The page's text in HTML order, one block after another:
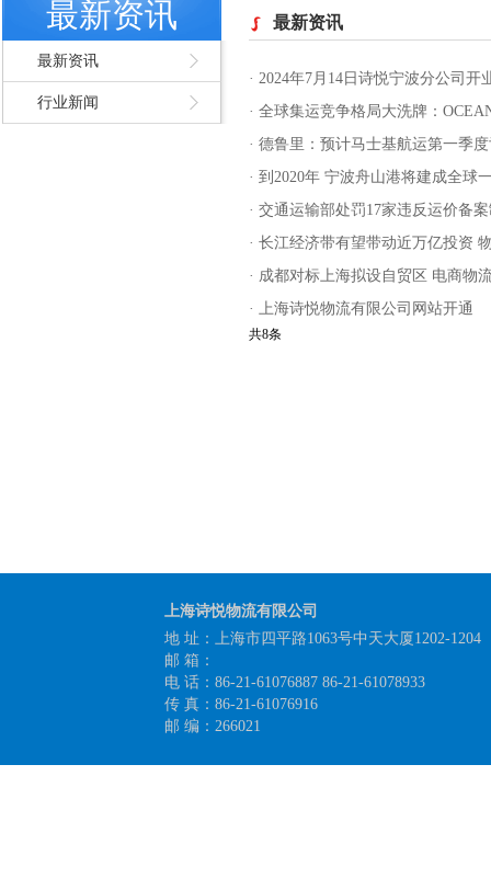
最新资讯
最新资讯
行业新闻
最新资讯
· 2024年7月14日诗悦宁波分公司开
· 全球集运竞争格局大洗牌：
· 德鲁里：预计马士基航运第一季
· 到2020年 宁波舟山港将建成全球
· 交通运输部处罚17家违反运价备
· 长江经济带有望带动近万亿投资
· 成都对标上海拟设自贸区 电商物
· 上海诗悦物流有限公司网站开通
共8条
上海诗悦物流有限公司
地 址：上海市四平路1063号中天大厦1202-1204
邮 箱：
电 话：86-21-61076887 86-21-61078933
传 真：86-21-61076916
邮 编：266021